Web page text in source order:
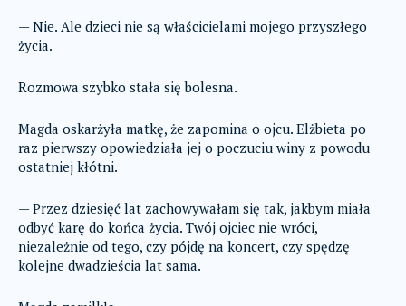
— Nie. Ale dzieci nie są właścicielami mojego przyszłego
życia.
Rozmowa szybko stała się bolesna.
Magda oskarżyła matkę, że zapomina o ojcu. Elżbieta po
raz pierwszy opowiedziała jej o poczuciu winy z powodu
ostatniej kłótni.
— Przez dziesięć lat zachowywałam się tak, jakbym miała
odbyć karę do końca życia. Twój ojciec nie wróci,
niezależnie od tego, czy pójdę na koncert, czy spędzę
kolejne dwadzieścia lat sama.